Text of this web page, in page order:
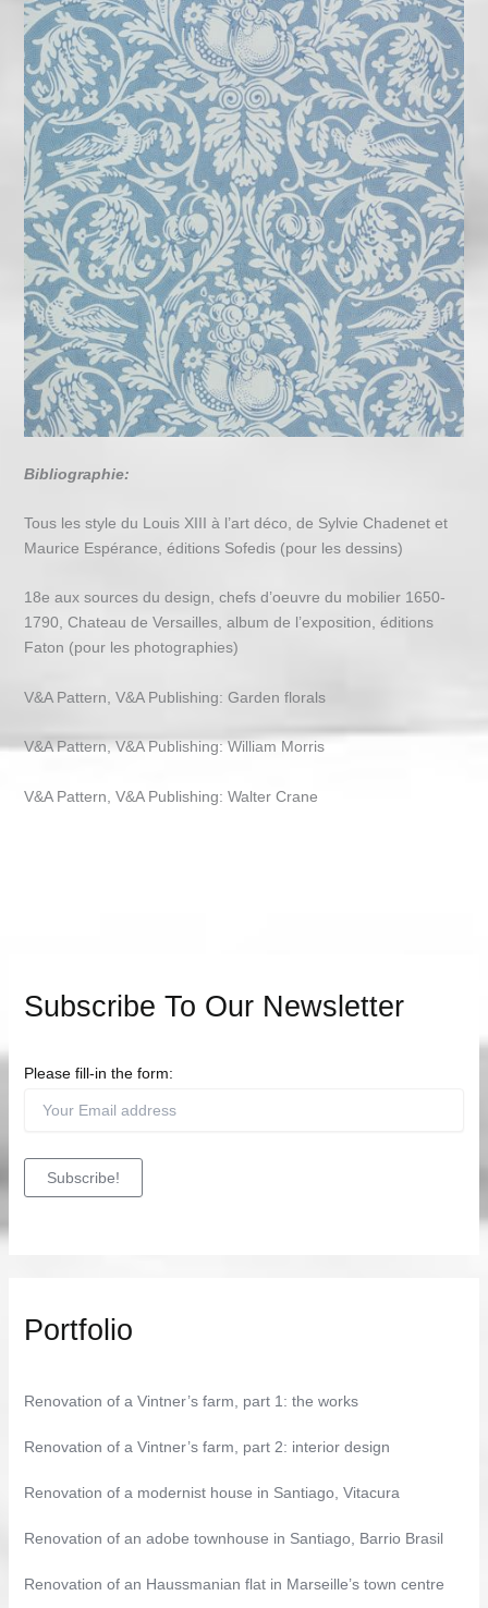
Bibliographie:
Tous les style du Louis XIII à l’art déco, de Sylvie Chadenet et
Maurice Espérance, éditions Sofedis (pour les dessins)
18e aux sources du design, chefs d’oeuvre du mobilier 1650-
1790, Chateau de Versailles, album de l’exposition, éditions
Faton (pour les photographies)
V&A Pattern, V&A Publishing: Garden florals
V&A Pattern, V&A Publishing: William Morris
V&A Pattern, V&A Publishing: Walter Crane
Subscribe To Our Newsletter
Please fill-in the form:
Portfolio
Renovation of a Vintner’s farm, part 1: the works
Renovation of a Vintner’s farm, part 2: interior design
Renovation of a modernist house in Santiago, Vitacura
Renovation of an adobe townhouse in Santiago, Barrio Brasil
Renovation of an Haussmanian flat in Marseille’s town centre